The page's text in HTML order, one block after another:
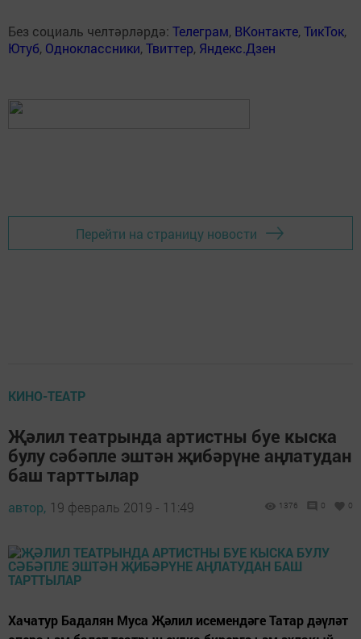
Без социаль челтәрләрдә: Телеграм, ВКонтакте,ТикТок,
Ютуб, Одноклассники,Твиттер, Яндекс.Дзен
Перейти на страницу новости
КИНО-ТЕАТР
Җәлил театрында артистны буе кыска
булу сәбәпле эштән җибәрүне аңлатудан
баш тарттылар
автор, 19 февраль 2019 - 11:49 1376 0 0
Хачатур Бадалян Муса Җәлил исемендәге Татар дәүләт